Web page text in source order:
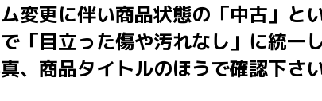
変更に伴い商品状態の「中古」
「目立った傷や汚れなし」に統
、商品タイトルのほうで確認下さ